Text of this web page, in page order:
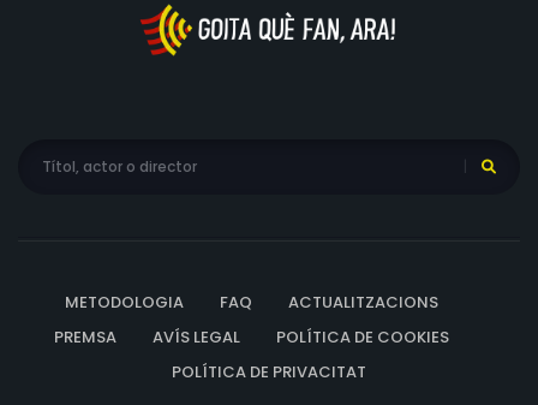
METODOLOGIA FAQ
ACTUALITZACIONS
PREMSA
AVÍS LEGAL
POLÍTICA DE COOKIES
POLÍTICA DE PRIVACITAT